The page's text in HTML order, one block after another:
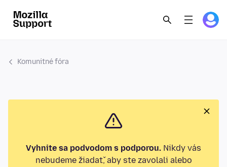
Komunitné fóra
Vyhnite sa podvodom s podporou. Nikdy vás
nebudeme žiadať, aby ste zavolali alebo